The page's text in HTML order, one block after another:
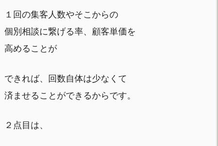
１回の集客人数やそこからの
個別相談に繋げる率、顧客単価を
高めることが
できれば、回数自体は少なくて
済ませることができるからです。
２点目は、